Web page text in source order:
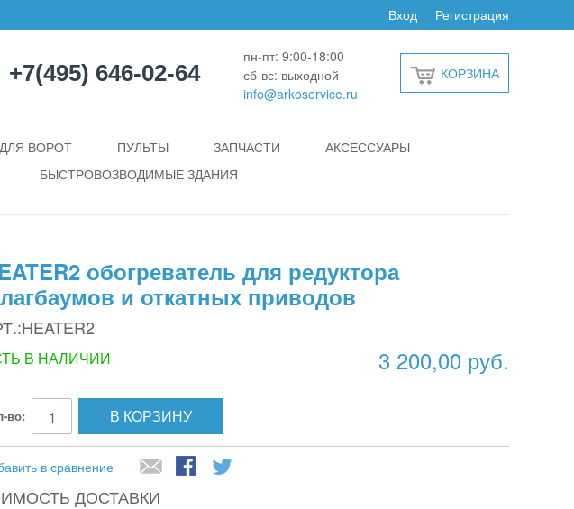
Регистрация
Вход
+7(495) 646-02-64
пн-пт: 9:00-18:00
сб-вс: выходной
info@arkoservice.ru
КОРЗИНА
ВОРОТ ПУЛЬТЫ ЗАПЧАСТИ
АКСЕССУАРЫ
БЫСТРОВОЗВОДИМЫЕ ЗДАНИЯ
обогреватель для редуктора
и откатных приводов
3 200,00 руб.
В НАЛИЧИИ
во: В КОРЗИНУ
в сравнение
ДОСТАВКИ